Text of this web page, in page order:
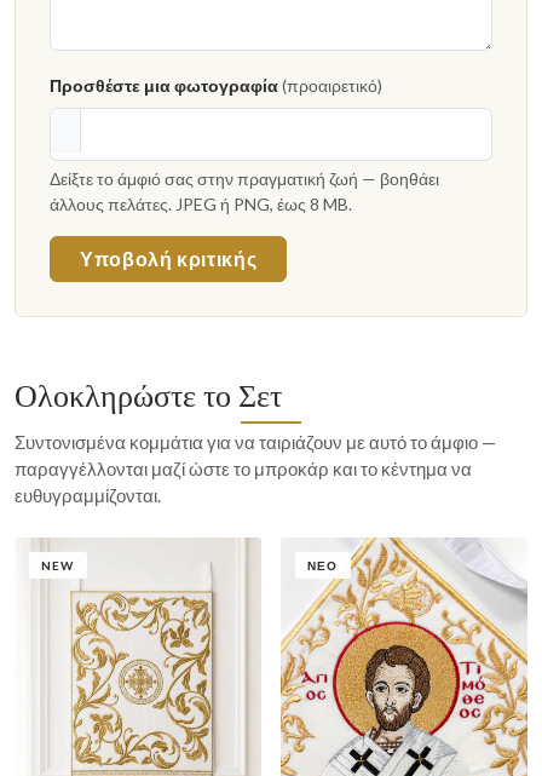
Προσθέστε μια φωτογραφία(προαιρετικό)
Δείξτε το άμφιό σας στην πραγματική ζωή — βοηθάει
άλλους πελάτες. JPEG ή PNG, έως 8 MB.
Υποβολή κριτικής
Ολοκληρώστε το Σετ
Συντονισμένα κομμάτια για να ταιριάζουν με αυτό το άμφιο —
παραγγέλλονται μαζί ώστε το μπροκάρ και το κέντημα να
ευθυγραμμίζονται.
NEW ΝΈΟ